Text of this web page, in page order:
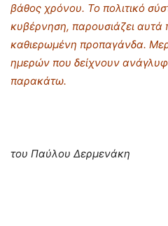
βάθος χρόνου. Το πολιτικό
κυβέρνηση, παρουσιάζει αυτά
καθιερωμένη προπαγάνδα.
ημερών που δείχνουν
παρακάτω.
του Παύλου Δερμενάκη